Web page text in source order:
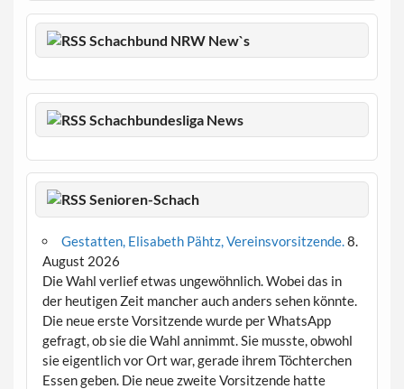
Schachbund NRW New`s
Schachbundesliga News
Senioren-Schach
Gestatten, Elisabeth Pähtz, Vereinsvorsitzende.8.
August 2026
Die Wahl verlief etwas ungewöhnlich. Wobei das in
der heutigen Zeit mancher auch anders sehen könnte.
Die neue erste Vorsitzende wurde per WhatsApp
gefragt, ob sie die Wahl annimmt. Sie musste, obwohl
sie eigentlich vor Ort war, gerade ihrem Töchterchen
Essen geben. Die neue zweite Vorsitzende hatte